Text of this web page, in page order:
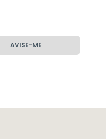
AVISE-ME